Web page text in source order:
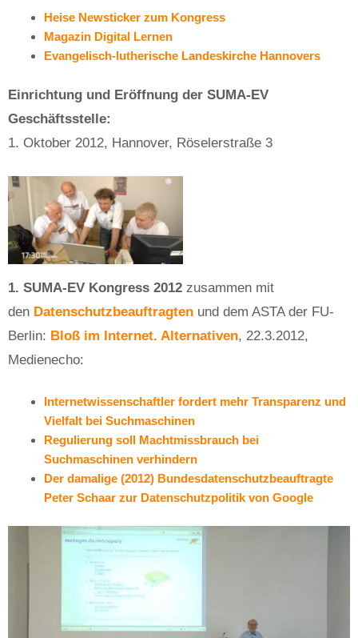
Heise Newsticker zum Kongress
Magazin Digital Lernen
Evangelisch-lutherische Landeskirche Hannovers
Einrichtung und Eröffnung der SUMA-EV
Geschäftsstelle:
1. Oktober 2012, Hannover, Röselerstraße 3
1. SUMA-EV Kongress 2012 zusammen mit
den Datenschutzbeauftragten und dem ASTA der FU-
Berlin: Bloß im Internet. Alternativen, 22.3.2012,
Medienecho:
Internetwissenschaftler fordert mehr Transparenz und
Vielfalt bei Suchmaschinen
Regulierung soll Machtmissbrauch bei
Suchmaschinen verhindern
Der damalige (2012) Bundesdatenschutzbeauftragte
Peter Schaar zur Datenschutzpolitik von Google